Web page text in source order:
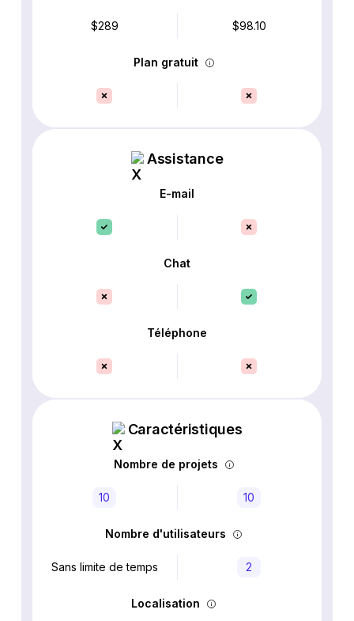
$289 $98.10
Plan gratuit
Assistance
E-mail
Chat
Téléphone
Caractéristiques
Nombre de projets
10 10
Nombre d'utilisateurs
Sans limite de temps 2
Localisation